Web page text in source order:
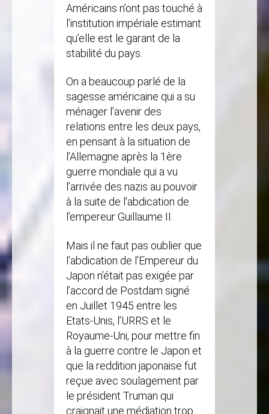
Américains n’ont pas touché à
l’institution impériale estimant
qu’elle est le garant de la
stabilité du pays.
On a beaucoup parlé de la
sagesse américaine qui a su
ménager l’avenir des
relations entre les deux pays,
en pensant à la situation de
l’Allemagne après la 1ère
guerre mondiale qui a vu
l’arrivée des nazis au pouvoir
à la suite de l’abdication de
l’empereur Guillaume II.
Mais il ne faut pas oublier que
l’abdication de l’Empereur du
Japon n’était pas exigée par
l’accord de Postdam signé
en Juillet 1945 entre les
Etats-Unis, l’URRS et le
Royaume-Uni, pour mettre fin
à la guerre contre le Japon et
que la reddition japonaise fut
reçue avec soulagement par
le président Truman qui
craignait une médiation trop